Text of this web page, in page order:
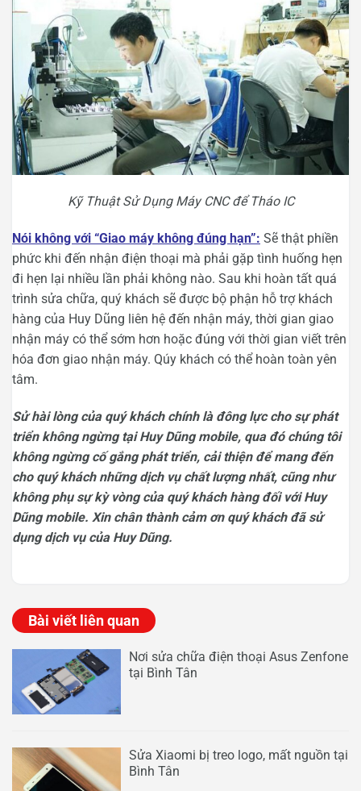
Kỹ Thuật Sử Dụng Máy CNC để Tháo IC
Nói không với “Giao máy không đúng hạn”: Sẽ thật phiền
phức khi đến nhận điện thoại mà phải gặp tình huống hẹn
đi hẹn lại nhiều lần phải không nào. Sau khi hoàn tất quá
trình sửa chữa, quý khách sẽ được bộ phận hỗ trợ khách
hàng của Huy Dũng liên hệ đến nhận máy, thời gian giao
nhận máy có thể sớm hơn hoặc đúng với thời gian viết trên
hóa đơn giao nhận máy. Qúy khách có thể hoàn toàn yên
tâm.
Sử hài lòng của quý khách chính là đông lực cho sự phát
triển không ngừng tại Huy Dũng mobile, qua đó chúng tôi
không ngừng cố gắng phát triển, cải thiện để mang đến
cho quý khách những dịch vụ chất lượng nhất, cũng như
không phụ sự kỳ vòng của quý khách hàng đối với Huy
Dũng mobile. Xin chân thành cảm ơn quý khách đã sử
dụng dịch vụ của Huy Dũng.
Bài viết liên quan
Nơi sửa chữa điện thoại Asus Zenfone
tại Bình Tân
Sửa Xiaomi bị treo logo, mất nguồn tại
Bình Tân